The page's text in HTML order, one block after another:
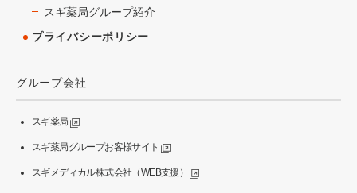
スギ薬局グループ紹介
プライバシーポリシー
グループ会社
スギ薬局
スギ薬局グループお客様サイト
スギメディカル株式会社（WEB支援）